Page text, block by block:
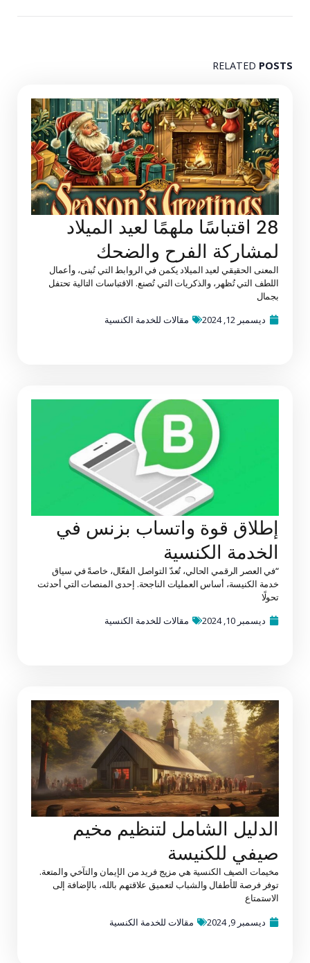
RELATED POSTS
28 اقتباسًا ملهمًا لعيد الميلاد
لمشاركة الفرح والضحك
المعنى الحقيقي لعيد الميلاد يكمن في الروابط التي تُبنى، وأعمال
اللطف التي تُظهر، والذكريات التي تُصنع. الاقتباسات التالية تحتفل
بجمال
ديسمبر 12, 2024
مقالات للخدمة الكنسية
إطلاق قوة واتساب بزنس في
الخدمة الكنسية
“في العصر الرقمي الحالي، تُعدّ التواصل الفعّال، خاصةً في سياق
خدمة الكنيسة، أساس العمليات الناجحة. إحدى المنصات التي أحدثت
تحولًا
ديسمبر 10, 2024
مقالات للخدمة الكنسية
الدليل الشامل لتنظيم مخيم
صيفي للكنيسة
مخيمات الصيف الكنسية هي مزيج فريد من الإيمان والتآخي والمتعة.
توفر فرصة للأطفال والشباب لتعميق علاقتهم بالله، بالإضافة إلى
الاستمتاع
ديسمبر 9, 2024
مقالات للخدمة الكنسية